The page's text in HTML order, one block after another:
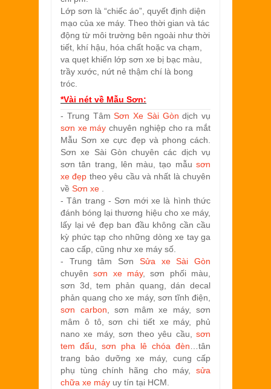
Lớp sơn là “chiếc áo”, quyết định diện
mạo của xe máy. Theo thời gian và tác
động từ môi trường bên ngoài như thời
tiết, khí hậu, hóa chất hoặc va chạm,
va quẹt khiến lớp sơn xe bị bạc màu,
trầy xước, nứt nẻ thậm chí là bong
tróc.
*Vài nét về Mẫu Sơn:
- Trung TâmSơn Xe Sài Gòn dịch vụ
sơn xe máy chuyên nghiệp cho ra mắt
Mẫu Sơn xe cực đẹp và phong cách.
Sơn xe Sài Gòn chuyên các dịch vụ
sơn tân trang, lên màu, tạo mẫu sơn
xe đẹp theo yêu cầu và nhất là chuyên
về Sơn xe .
- Tân trang - Sơn mới xe là hình thức
đánh bóng lại thương hiệu cho xe máy,
lấy lại vẻ đẹp ban đầu không cần cầu
kỳ phức tạp cho những dòng xe tay ga
cao cấp, cũng như xe máy số.
- Trung tâm Sơn Sửa xe Sài Gòn
chuyênsơn xe máy, sơn phối màu,
sơn 3d, tem phản quang, dán decal
phản quang cho xe máy, sơn tĩnh điện,
sơn carbon, sơn mâm xe máy, sơn
mâm ô tô, sơn chi tiết xe máy, phủ
nano xe máy, sơn theo yêu cầu, sơn
tem đấu, sơn pha lê chóa đèn…tân
trang bảo dưỡng xe máy, cung cấp
phụ tùng chính hãng cho máy, sửa
chữa xe máy uy tín tại HCM.